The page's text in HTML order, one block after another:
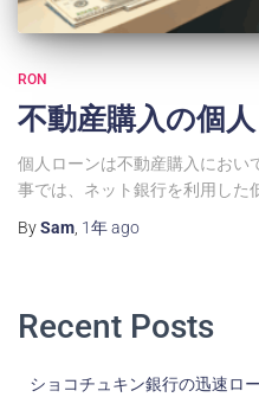
RON
不動産購入の個
個人ローンは不動産購入におい
事では、ネット銀行を利用した
BySam, 1年ago
Recent Posts
ショコチュキン銀行の迅速ロ